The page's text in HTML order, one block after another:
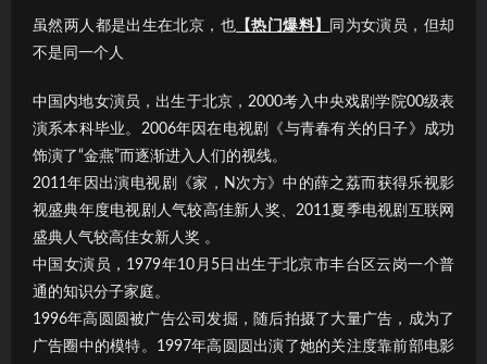
虽然两人都是出生在北京，也 【热门爆料】
同为女演员，但却
不是同一个人
中国内地女演员，出生于北京，2000考入中央戏剧学院00级表
演系本科毕业。2006年因在电视剧《与青春有关的日子》成功
饰演了“金燕”而逐渐进入人们的视线。
2011年因出演电视剧《家，N次方》中的薛之荔而获得乐视影
视盛典年度电视剧人气较高佳新人奖、2011夏季电视剧互联网
盛典人气较高佳女新人奖 。
中国女演员，1979年10月5日出生于北京市丰台区云岗一个普
通的知识分子家庭。
1996年高圆圆被广告公司发掘，随后拍摄了大量广告，成为了
广告圈中的模特。1997年高圆圆出演了她的关注度靠前部电影